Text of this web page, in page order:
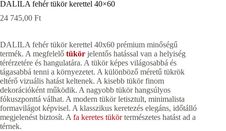
DALILA fehér tükör kerettel 40×60
24 745,00 Ft
DALILA fehér tükör kerettel 40x60 prémium minőségű
termék. A megfelelő tükör jelentős hatással van a helyiség
térérzetére és hangulatára. A tükör képes világosabbá és
tágasabbá tenni a környezetet. A különböző méretű tükrök
eltérő vizuális hatást keltenek. A kisebb tükör finom
dekorációként működik. A nagyobb tükör hangsúlyos
fókuszponttá válhat. A modern tükör letisztult, minimalista
formavilágot képvisel. A klasszikus keretezés elegáns, időtálló
megjelenést biztosít. A fa keretes tükörtermészetes hatást ad a
térnek.